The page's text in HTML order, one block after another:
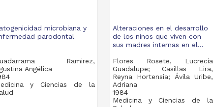
microbiana y
parodontal
Ramirez,
Angélica
y Ciencias de la
Alteraciones en el desarrollo
de los ninos que viven con
sus madres internas en el...
Flores Rosete, Lucrecia
Guadalupe; Casillas Lira,
Reyna Hortensia; Ávila Uribe,
Adriana
1984
Medicina y Ciencias de la